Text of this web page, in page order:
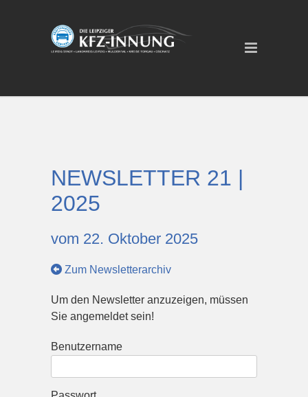
NEWSLETTER 21 |
2025
vom 22. Oktober 2025
Zum Newsletterarchiv
Um den Newsletter anzuzeigen, müssen
Sie angemeldet sein!
Benutzername